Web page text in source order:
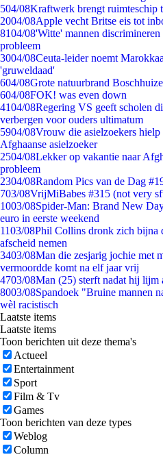
504/08Kraftwerk brengt ruimteschip
2004/08Apple vecht Britse eis tot
8104/08'Witte' mannen
probleem
3004/08Ceuta-leider noemt
'gruweldaad'
604/08Grote natuurbrand
604/08FOK! was even down
4104/08Regering VS geeft scholen
verbergen voor ouders ultimatum
5904/08Vrouw die asielzoekers
Afghaanse asielzoeker
2504/08Lekker op vakantie naar
probleem
2304/08Random Pics van de Dag
703/08VrijMiBabes #315 (not very
1003/08Spider-Man: Brand New
euro in eerste weekend
1103/08Phil Collins dronk zich bijna
afscheid nemen
3403/08Man die zesjarig jochie met
vermoordde komt na elf jaar vrij
4703/08Man (25) sterft nadat hij lijm
8003/08Spandoek "Bruine mannen
wèl racistisch
Laatste items
Laatste items
Toon berichten uit deze thema's
Actueel
Entertainment
Sport
Film & Tv
Games
Toon berichten van deze types
Weblog
Column